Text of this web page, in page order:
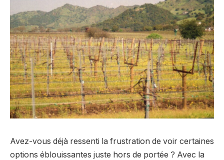
Avez-vous déjà ressenti la frustration de voir certaines
options éblouissantes juste hors de portée ? Avec la